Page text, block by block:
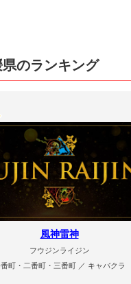
のランキング
風神雷神
フウジンライジン
町・二番町・三番町 ／ キャバクラ